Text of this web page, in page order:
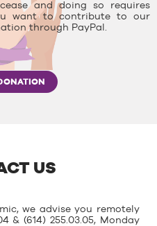
and doing so requires
want to contribute to our
through PayPal.
US
we advise you remotely
& (614) 255.03.05, Monday